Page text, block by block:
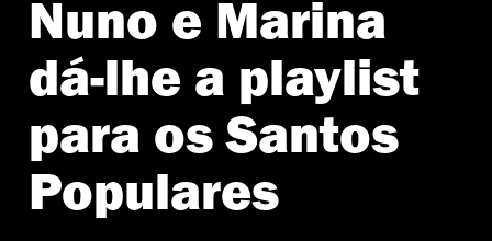
Nuno e Marina
dá-lhe a playlist
para os Santos
Populares